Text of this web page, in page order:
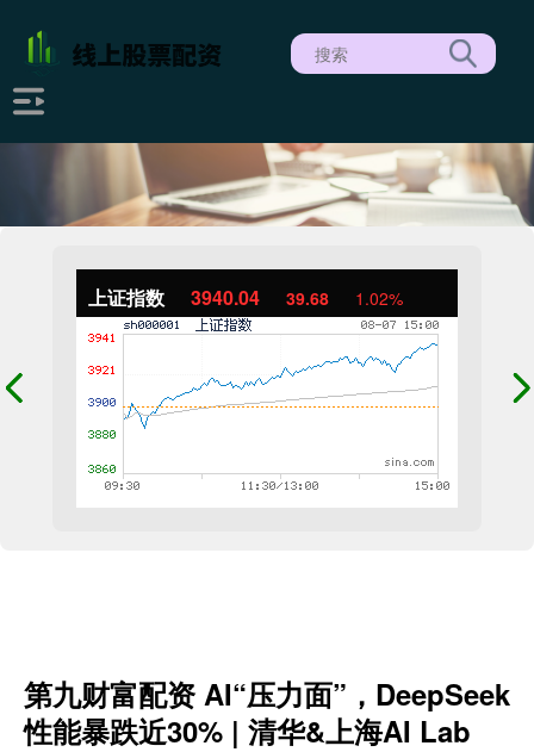
上证指数 3940.04 39.68 1.02%
第九财富配资 AI“压力面”，DeepSeek
性能暴跌近30% | 清华&上海AI Lab